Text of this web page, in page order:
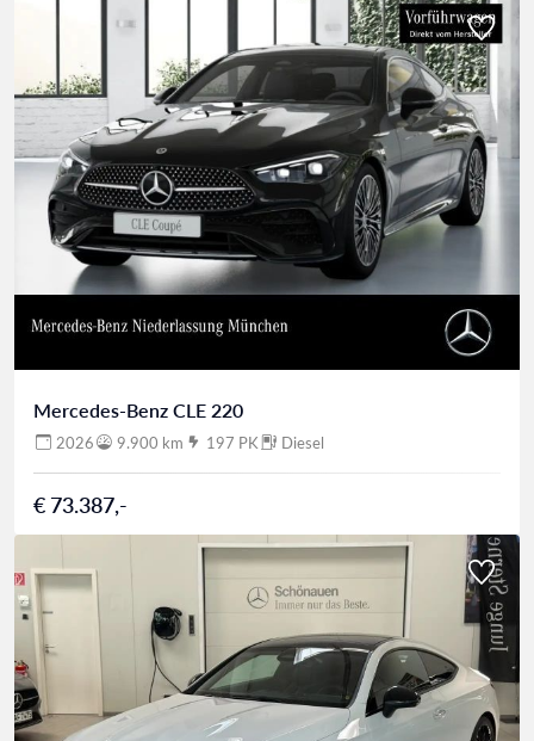
Mercedes-Benz CLE 220
2026 9.900 km 197 PK Diesel
€ 73.387,-